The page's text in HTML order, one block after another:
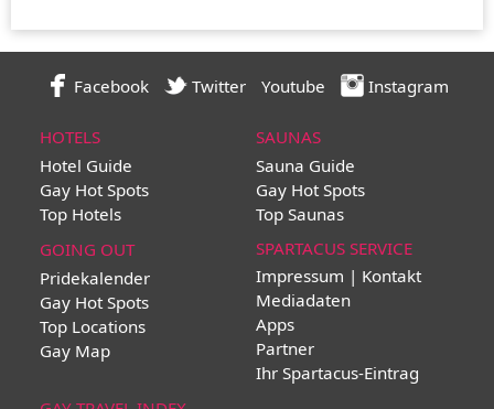
Facebook Twitter Youtube Instagram
HOTELS
Hotel Guide
Gay Hot Spots
Top Hotels
SAUNAS
Sauna Guide
Gay Hot Spots
Top Saunas
GOING OUT
Pridekalender
Gay Hot Spots
Top Locations
Gay Map
SPARTACUS SERVICE
Impressum | Kontakt
Mediadaten
Apps
Partner
Ihr Spartacus-Eintrag